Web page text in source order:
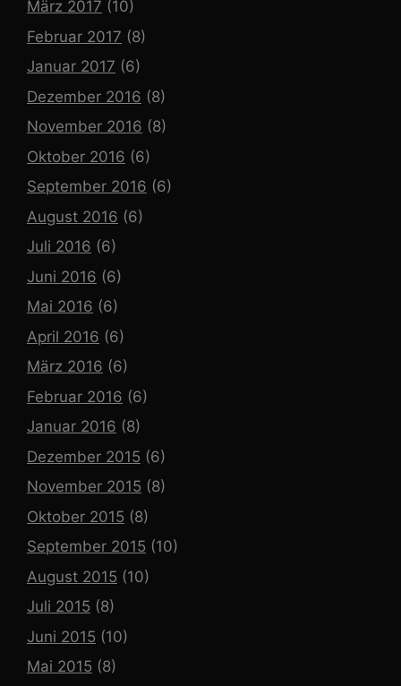
März 2017 (10)
Februar 2017 (8)
Januar 2017 (6)
Dezember 2016 (8)
November 2016 (8)
Oktober 2016 (6)
September 2016 (6)
August 2016 (6)
Juli 2016 (6)
Juni 2016 (6)
Mai 2016 (6)
April 2016 (6)
März 2016 (6)
Februar 2016 (6)
Januar 2016 (8)
Dezember 2015 (6)
November 2015 (8)
Oktober 2015 (8)
September 2015 (10)
August 2015 (10)
Juli 2015 (8)
Juni 2015 (10)
Mai 2015 (8)